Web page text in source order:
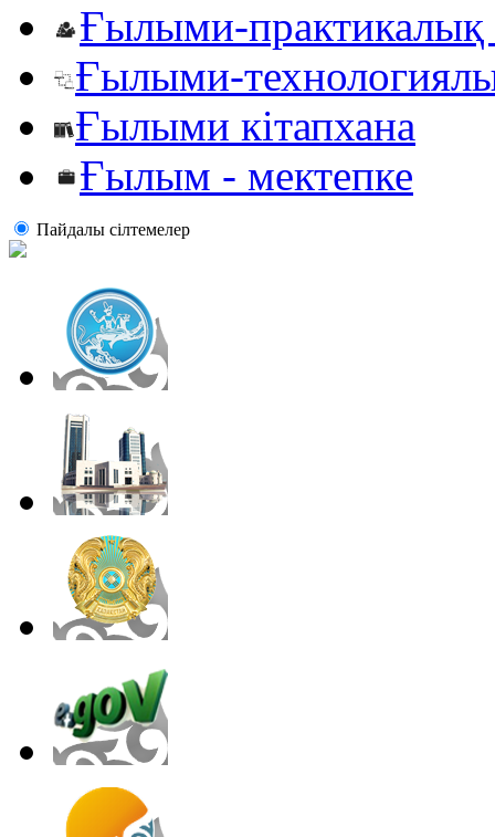
Ғылыми-практикалық
Ғылыми-
Ғылыми кітапхана
Ғылым - мектепке
Пайдалы сiлтемелер